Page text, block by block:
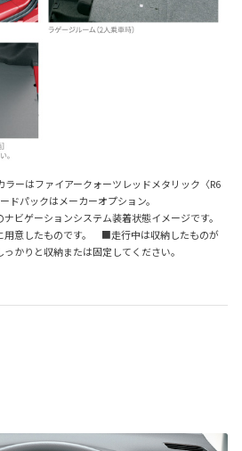
ーはファイアークォーツレッドメタリック〈R6
ドパックはメーカーオプション。
ビゲーションシステム装着状態イメージです。
意したものです。 ■走行中は収納したものが
かりと収納または固定してください。